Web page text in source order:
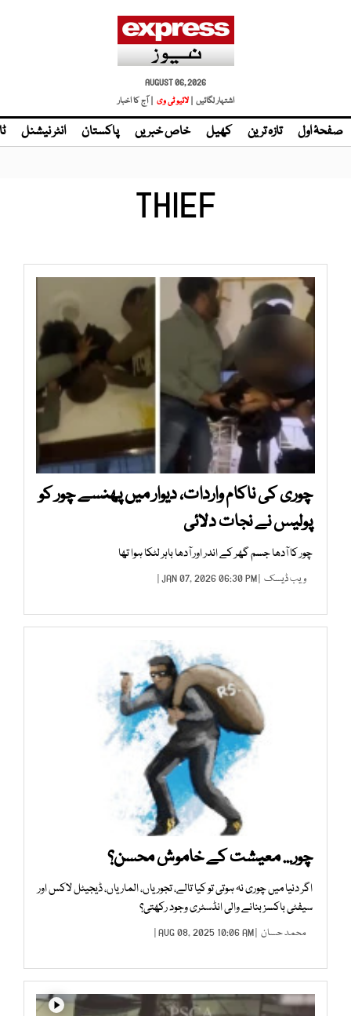
AUGUST 06, 2026
اشتہار لگائیں | لائیو ٹی وی | آج کا اخبار
صفحۂ اول تازہ ترین کھیل خاص خبریں پاکستان انٹر نیشنل
THIEF
چوری کی ناکام واردات، دیوار میں پھنسے چور کو
پولیس نے نجات دلائی
چور کا آدھا جسم گھر کے اندر اور آدھا باہر لٹکا ہوا تھا
ویب ڈیسک | JAN 07, 2026 06:30 PM |
چور... معیشت کے خاموش محسن؟
اگر دنیا میں چوری نہ ہوتی تو کیا تالے، تجوریاں، الماریاں، ڈیجیٹل لاکس اور
سیفٹی باکسز بنانے والی انڈسٹری وجود رکھتی؟
محمد حسان | AUG 08, 2025 10:06 AM |